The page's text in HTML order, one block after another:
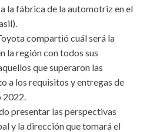
la fábrica de la automotriz en el
compartió cuál será la
la región con todos sus
que superaron las
a los requisitos y entregas de
2022.
presentar las perspectivas
y la dirección que tomará el